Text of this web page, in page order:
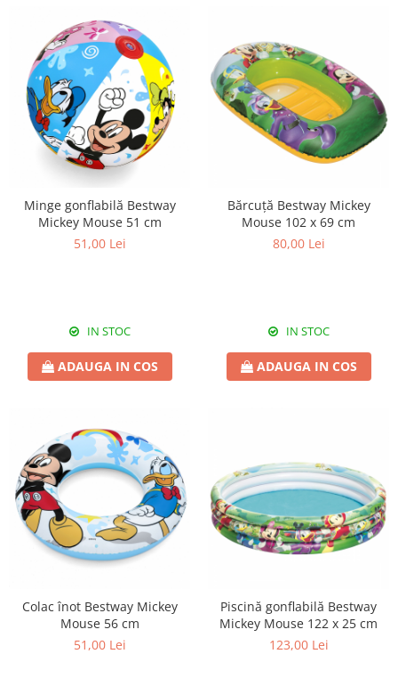
Minge gonflabilă Bestway
Mickey Mouse 51 cm
51,00 Lei
IN STOC
ADAUGA IN COS
Bărcuță Bestway Mickey
Mouse 102 x 69 cm
80,00 Lei
IN STOC
ADAUGA IN COS
Colac înot Bestway Mickey
Mouse 56 cm
51,00 Lei
Piscină gonflabilă Bestway
Mickey Mouse 122 x 25 cm
123,00 Lei